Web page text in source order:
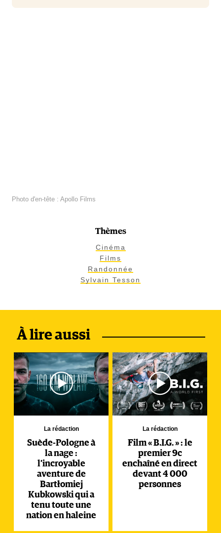
Photo d'en-tête : Apollo Films
Thèmes
Cinéma
Films
Randonnée
Sylvain Tesson
À lire aussi
La rédaction
Suède-Pologne à
la nage :
l’incroyable
aventure de
Bartłomiej
Kubkowski qui a
tenu toute une
nation en haleine
La rédaction
Film « B.I.G. » : le
premier 9c
enchaîné en direct
devant 4 000
personnes